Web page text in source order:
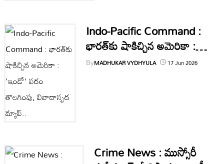
టెక్నాలజీ
స్పోర్ట్స్
వీడియోస్
మరిన్ని
Indo-Pacific Command :
భారత్‌కు షాకిచ్చిన అమెరికా :
'ఇండో' పదం తొలగింపు,
ByMADHUKAR VYDHYULA 17 Jun 2026
Crime News : ముస్సోరీ